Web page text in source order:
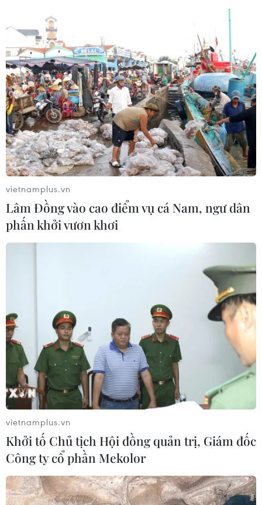
TIN CÙNG CHUYÊN MỤC
An Giang: Cháy lớn ở khu dân cư
khiến 5 căn nhà bị hư hại
06/08/2026 16:12
Tiếp tục đổi mới, nâng cao hiệu quả
vietnamplus.vn
Lâm Đồng vào cao điểm vụ cá Nam, ngư dân
phấn khởi vươn khơi
vietnamplus.vn
Khởi tố Chủ tịch Hội đồng quản trị, Giám đốc
Công ty cổ phần Mekolor